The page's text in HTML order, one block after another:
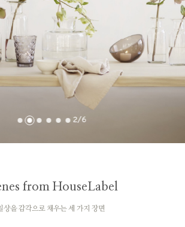
3/6
from HouseLabel
상을 감각으로 채우는 세 가지 장면